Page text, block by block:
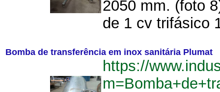
2050 mm. (foto
de 1 cv trifásico
Bomba de transferência em inox sanitária Plumat
https://